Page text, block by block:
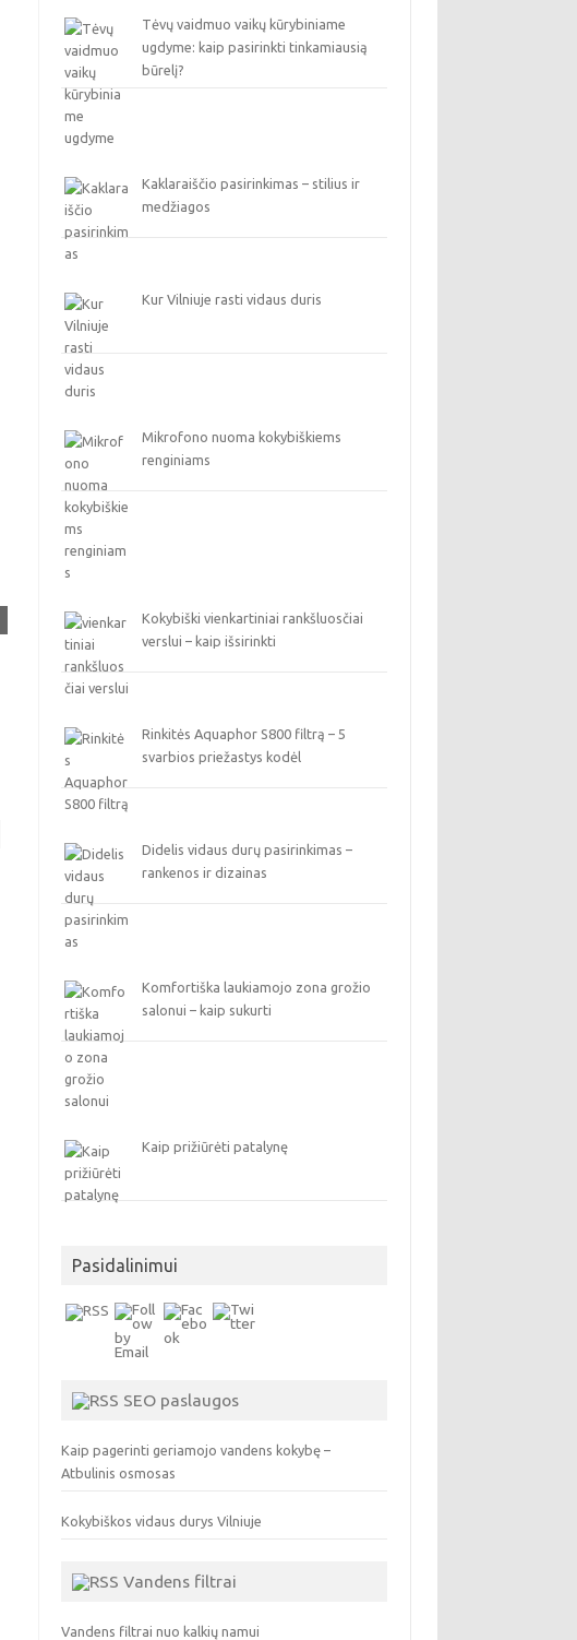
Tėvų vaidmuo vaikų kūrybiniame
ugdyme: kaip pasirinkti tinkamiausią
būrelį?
Kaklaraiščio pasirinkimas – stilius ir
medžiagos
Kur Vilniuje rasti vidaus duris
Mikrofono nuoma kokybiškiems
renginiams
Kokybiški vienkartiniai rankšluosčiai
verslui – kaip išsirinkti
Rinkitės Aquaphor S800 filtrą – 5
svarbios priežastys kodėl
Didelis vidaus durų pasirinkimas –
rankenos ir dizainas
Komfortiška laukiamojo zona grožio
salonui – kaip sukurti
Kaip prižiūrėti patalynę
Pasidalinimui
SEO paslaugos
Kaip pagerinti geriamojo vandens kokybę –
Atbulinis osmosas
Kokybiškos vidaus durys Vilniuje
Vandens filtrai
Vandens filtrai nuo kalkių namui